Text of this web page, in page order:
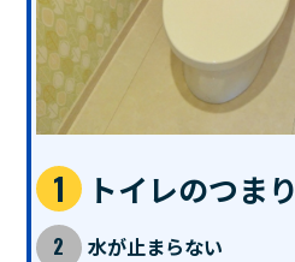
トイレのつまり
水が止まらない